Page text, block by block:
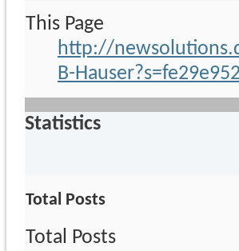
This Page
http://
B-
Statistics
Total Posts
Total Posts